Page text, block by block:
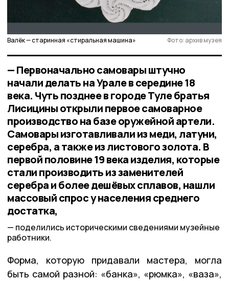
Валёк — старинная «стиральная машина» Фото: архив музея
— Первоначально самовары штучно
начали делать на Урале в середине 18
века. Чуть позднее в городе Туле братья
Лисицины открыли первое самоварное
производство на базе оружейной артели.
Самовары изготавливали из меди, латуни,
серебра, а также из листового золота. В
первой половине 19 века изделия, которые
стали производить из заменителей
серебра и более дешёвых сплавов, нашли
массовый спрос у населения среднего
достатка,
поделились историческими сведениями музейные
работники.
Форма, которую придавали мастера, могла
быть самой разной: «банка», «рюмка», «ваза»,